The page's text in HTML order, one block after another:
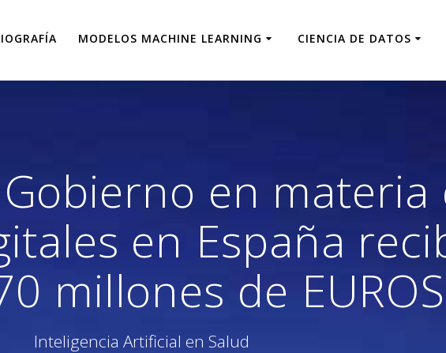
MODELOS MACHINE LEARNING CIENCIA DE DATOS
en materia
en España
millones de EUROS
Inteligencia Artificial en Salud